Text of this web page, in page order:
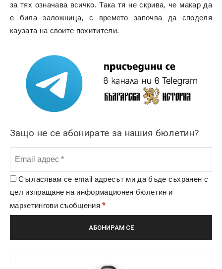
за тях означава всичко. Така тя не скрива, че макар да
е била заложница, с времето започва да споделя
каузата на своите похитители.
Защо не се абонирате за нашия бюлетин?
Съгласявам се email адресът ми да бъде съхранен с
цел изпращане на информационен бюлетин и
маркетингови съобщения*